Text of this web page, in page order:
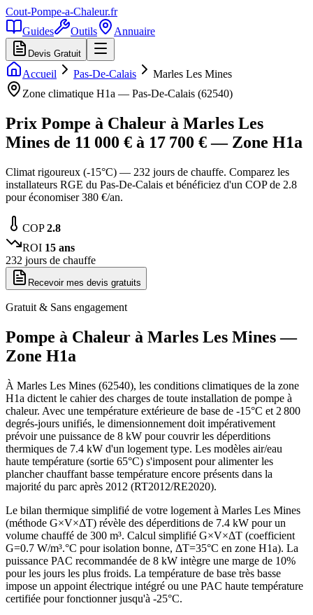
Cout-Pompe-a-Chaleur.fr
Guides
Outils Annuaire
Devis Gratuit
Accueil Pas-De-Calais
Marles Les Mines
Zone climatique H1a — Pas-De-Calais (62540)
Prix Pompe à Chaleur à Marles Les
Mines de 11 000 € à 17 700 € — Zone H1a
Climat rigoureux (-15°C) — 232 jours de chauffe. Comparez les
installateurs RGE du Pas-De-Calais et bénéficiez d'un COP de 2.8
pour économiser 380 €/an.
COP2.8
ROI 15 ans
232 jours de chauffe
Recevoir mes devis gratuits
Gratuit & Sans engagement
Pompe à Chaleur à Marles Les Mines—
Zone H1a
À Marles Les Mines (62540), les conditions climatiques de la zone
H1a dictent le cahier des charges de toute installation de pompe à
chaleur. Avec une température extérieure de base de -15°C et 2 800
degrés-jours unifiés, le dimensionnement doit impérativement
prévoir une puissance de 8 kW pour couvrir les déperditions
thermiques de 7.4 kW d'un logement type. Les modèles air/eau
haute température (sortie 65°C) s'imposent pour alimenter les
plancher chauffant basse température encore présents dans la
majorité du parc après 2012 (RT2012/RE2020).
Le bilan thermique simplifié de votre logement à Marles Les Mines
(méthode G×V×ΔT) révèle des déperditions de 7.4 kW pour un
volume chauffé de 300 m³. Calcul simplifié G×V×ΔT (coefficient
G=0.7 W/m³.°C pour isolation bonne, ΔT=35°C en zone H1a). La
puissance PAC recommandée de 8 kW intègre une marge de 10%
pour les jours les plus froids. La température de base très basse
impose un appoint électrique intégré ou une PAC haute température
certifiée pour fonctionner jusqu'à -25°C.